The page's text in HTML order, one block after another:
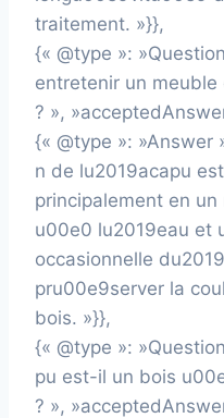
traitement. »}},
{« @type »:
entretenir un
? »,
{« @type »: »Answer
n de lu2019acapu
principalement en
u00e0 lu2019eau et
occasionnelle
pru00e9server la
bois. »}},
{« @type »:
pu est-il un bois
? »,